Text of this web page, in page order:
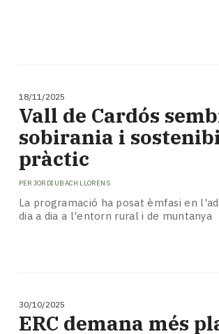
18/11/2025
Vall de Cardós
sobirania i
pràctic
PER JORDI UBACH LLORENS
La programació ha posat èmfasi en
dia a dia a l'entorn rural i de muntanya
30/10/2025
ERC demana més